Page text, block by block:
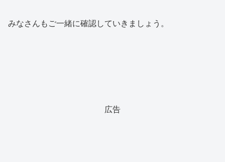
みなさんもご一緒に確認していきましょう。
広告